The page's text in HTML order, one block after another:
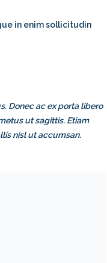
in enim sollicitudin
Donec ac ex porta libero
ut sagittis. Etiam
nisl ut accumsan.